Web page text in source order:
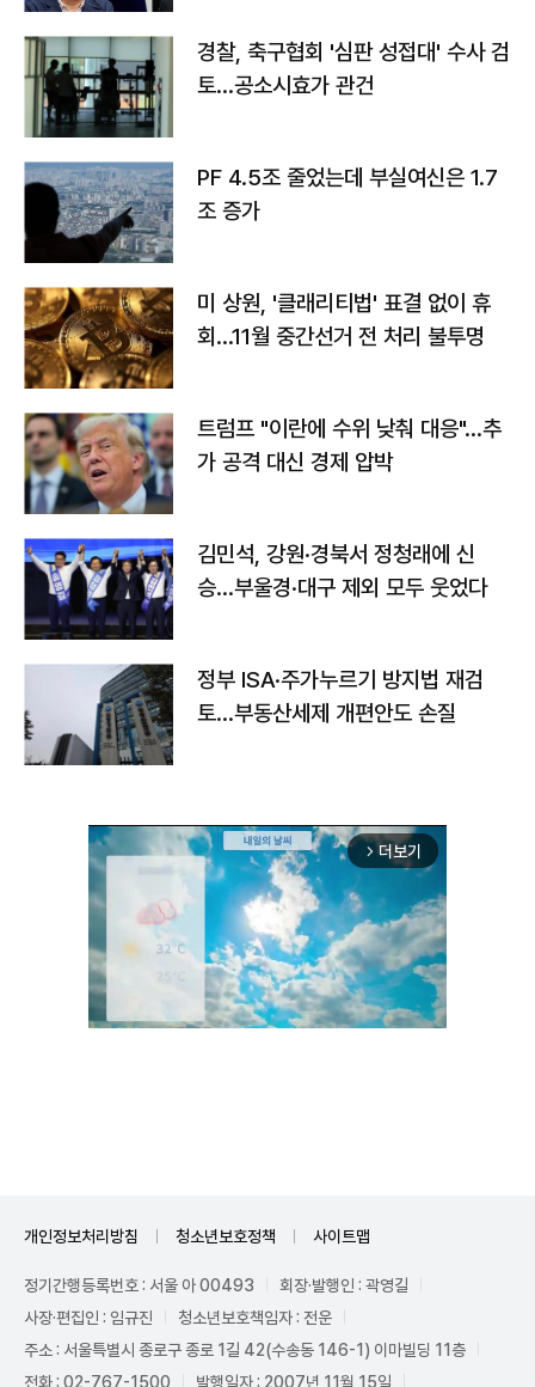
경찰, 축구협회 '심판 성접대' 수사 검
토…공소시효가 관건
PF 4.5조 줄었는데 부실여신은 1.7
조 증가
미 상원, '클래리티법' 표결 없이 휴
회…11월 중간선거 전 처리 불투명
트럼프 "이란에 수위 낮춰 대응"…추
가 공격 대신 경제 압박
김민석, 강원·경북서 정청래에 신
승…부울경·대구 제외 모두 웃었다
정부 ISA·주가누르기 방지법 재검
토…부동산세제 개편안도 손질
arrow_forward_ios 더보기
개인정보처리방침 청소년보호정책 사이트맵
정기간행등록번호 : 서울 아 00493
회장·발행인 : 곽영길
사장·편집인 : 임규진
청소년보호책임자 : 전운
주소 : 서울특별시 종로구 종로 1길 42(수송동 146-1) 이마빌딩 11층
전화 : 02-767-1500
발행일자 : 2007년 11월 15일